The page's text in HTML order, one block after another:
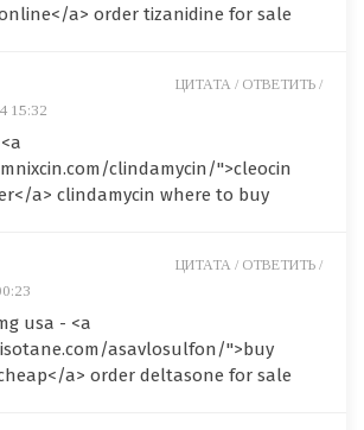
a> order tizanidine for sale
15:32
clindamycin/">cleocin
a> clindamycin where to buy
ЦИТАТА / ОТВЕТИТЬ /
usa - <a
asavlosulfon/">buy
a> order deltasone for sale
ЦИТАТА / ОТВЕТИТЬ /